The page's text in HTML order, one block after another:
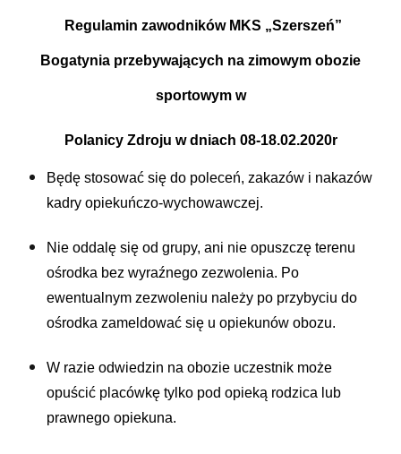
Regulamin zawodników MKS „Szerszeń”
Bogatynia przebywających na zimowym obozie
sportowym w
Polanicy Zdroju w dniach 08-18.02.2020r
Będę stosować się do poleceń, zakazów i nakazów
kadry opiekuńczo-wychowawczej.
Nie oddalę się od grupy, ani nie opuszczę terenu
ośrodka bez wyraźnego zezwolenia. Po
ewentualnym zezwoleniu należy po przybyciu do
ośrodka zameldować się u opiekunów obozu.
W razie odwiedzin na obozie uczestnik może
opuścić placówkę tylko pod opieką rodzica lub
prawnego opiekuna.